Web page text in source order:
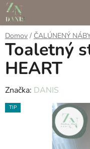
Prejsť
na
obsah
Domov / ČALÚNENÝ
Toaletný
HEART
Značka: DANIS
TIP